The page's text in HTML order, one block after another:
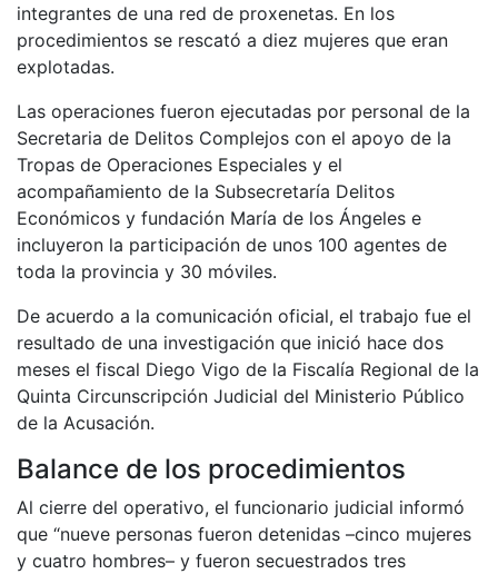
integrantes de una red de proxenetas. En los
procedimientos se rescató a diez mujeres que eran
explotadas.
Las operaciones fueron ejecutadas por personal de la
Secretaria de Delitos Complejos con el apoyo de la
Tropas de Operaciones Especiales y el
acompañamiento de la Subsecretaría Delitos
Económicos y fundación María de los Ángeles e
incluyeron la participación de unos 100 agentes de
toda la provincia y 30 móviles.
De acuerdo a la comunicación oficial, el trabajo fue el
resultado de una investigación que inició hace dos
meses el fiscal Diego Vigo de la Fiscalía Regional de la
Quinta Circunscripción Judicial del Ministerio Público
de la Acusación.
Balance de los procedimientos
Al cierre del operativo, el funcionario judicial informó
que “nueve personas fueron detenidas –cinco mujeres
y cuatro hombres– y fueron secuestrados tres